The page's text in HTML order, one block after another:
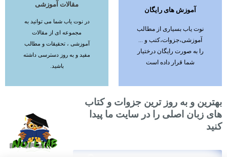
آموزش های رایگان
نوت یاب بسیاری از مطالب
آموزشی،جزوات،کتب و ...
را به صورت رایگان درختیار
شما قرار داده است
ادامه مطلب
مقالات آموزشی
در نوت یاب شما می توانید به
مجموعه ای از مقالات
آموزشی ، تحقیقات و مطالب
مفید و به روز دسترسی داشته
باشید.
بهترین و به روز ترین جزوات و کتاب
های زبان اصلی را در سایت ما پیدا
کنید
Search
Search